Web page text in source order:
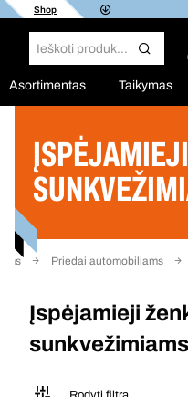
Shop
Asortimentas Taikymas
Priedai automobiliams
Įspėjamieji
sunkvežimiams
Filtras